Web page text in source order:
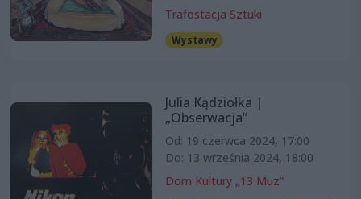
Trafostacja Sztuki
Wystawy
Julia Kądziołka |
„Obserwacja”
Od: 19 czerwca 2024, 17:00
Do: 13 września 2024, 18:00
Dom Kultury „13 Muz”